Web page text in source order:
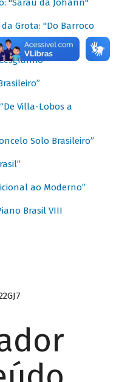
"Sarau da Johann"
Grota: "Do Barroco
Villa-Lobos a
Solo Brasileiro”
ao Moderno”
Brasil VIII